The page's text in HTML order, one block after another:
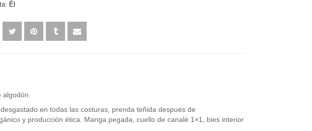
Él
en todas las costuras, prenda teñida después de
y producción ética. Manga pegada, cuello de canalé 1×1, bies interior